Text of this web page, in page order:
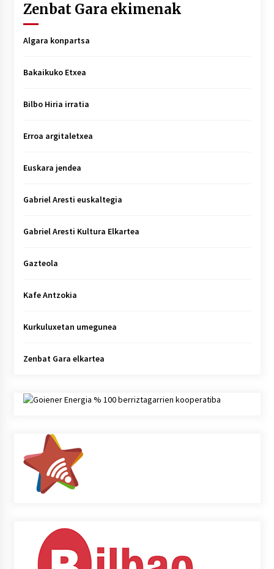
Zenbat Gara ekimenak
Algara konpartsa
Bakaikuko Etxea
Bilbo Hiria irratia
Erroa argitaletxea
Euskara jendea
Gabriel Aresti euskaltegia
Gabriel Aresti Kultura Elkartea
Gazteola
Kafe Antzokia
Kurkuluxetan umegunea
Zenbat Gara elkartea